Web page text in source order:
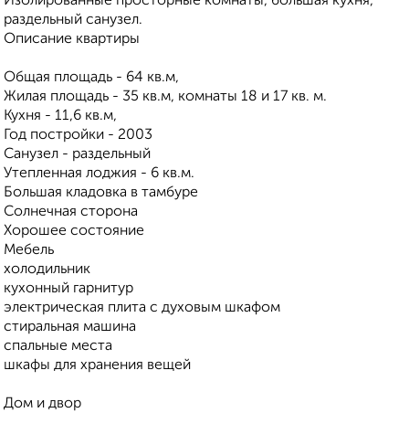
раздельный санузел.
Описание квартиры
Общая площадь - 64 кв.м,
Жилая площадь - 35 кв.м, комнаты 18 и 17 кв. м.
Кухня - 11,6 кв.м,
Год постройки - 2003
Санузел - раздельный
Утепленная лоджия - 6 кв.м.
Большая кладовка в тамбуре
Солнечная сторона
Хорошее состояние
Мебель
холодильник
кухонный гарнитур
электрическая плита с духовым шкафом
стиральная машина
спальные места
шкафы для хранения вещей
Дом и двор